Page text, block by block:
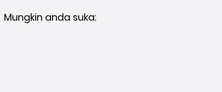
Mungkin anda suka: